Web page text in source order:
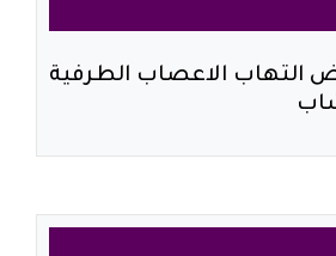
التهاب الاعصاب الطرفية